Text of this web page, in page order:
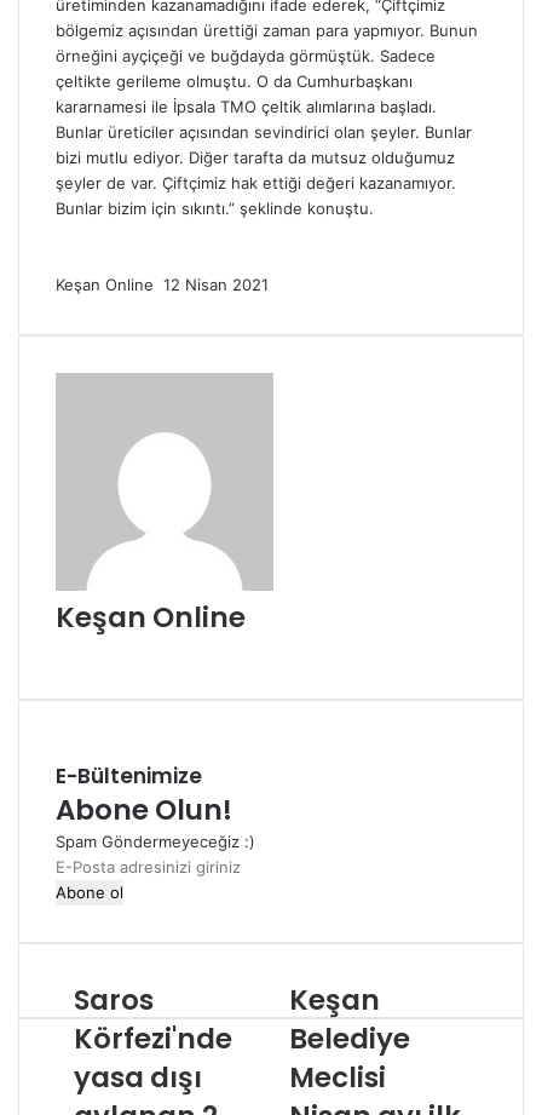
üretiminden kazanamadığını ifade ederek, “Çiftçimiz
bölgemiz açısından ürettiği zaman para yapmıyor. Bunun
örneğini ayçiçeği ve buğdayda görmüştük. Sadece
çeltikte gerileme olmuştu. O da Cumhurbaşkanı
kararnamesi ile İpsala TMO çeltik alımlarına başladı.
Bunlar üreticiler açısından sevindirici olan şeyler. Bunlar
bizi mutlu ediyor. Diğer tarafta da mutsuz olduğumuz
şeyler de var. Çiftçimiz hak ettiği değeri kazanamıyor.
Bunlar bizim için sıkıntı.” şeklinde konuştu.
Keşan Online Bir
posta
12 Nisan 2021
Keşan Online
E-Bültenimize
Abone Olun!
Spam Göndermeyeceğiz :)
E-
Posta
giriniz
Saros
Körfezi'nde
yasa dışı
Keşan
Belediye
Meclisi